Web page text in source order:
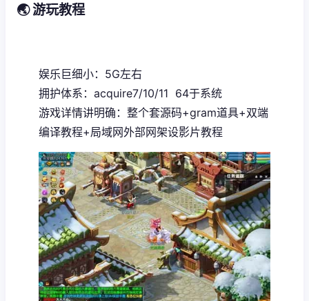
🌏 游玩教程
娱乐巨细小：5G左右
拥护体系：acquire7/10/11 64于系统
游戏详情讲明确：整个套源码+gram道具+双端
编译教程+局域网外部网架设影片教程